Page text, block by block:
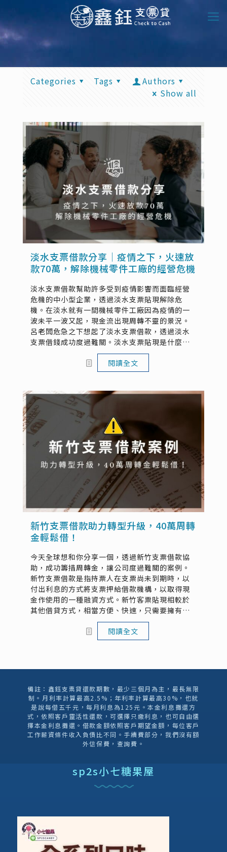
Categories Tags
Authors
Show all
淡水支票借款分享｜疫情之下，火速放
款70萬，解除機械零件工廠的經營危機
淡水支票借款幫助許多受到疫情影響而面臨經營
危機的中小型企業，透過淡水支票貼現解除危
機。在淡水就有一間機械零件工廠因為疫情的一
波未平一波又起，現金流出現周轉不靈的景況。
呂老闆危急之下想起了淡水支票借款，透過淡水
支票借錢成功度過難關。淡水支票貼現是什麼？
淡水支客票借款該如何申辦？本篇文將透過呂老
闆的親身經歷分享，來讓您了解淡水客票借錢...
閱讀全文
新竹支票借款助力轉型升級，40萬周轉
金輕鬆借！
今天全球想和你分享一個，透過新竹支票借款協
助，成功籌措周轉金，讓公司度過難關的案例。
新竹支票借款是指持票人在支票尚未到期時，以
付出利息的方式將支票押給借款機構，以取得現
金作使用的一種融資方式。新竹客票貼現相較於
其他借貸方式，相當方便、快速，只需要擁有一
張支票，最快30分鐘內即可完成新竹支票借錢服
閱讀全文
備註：鑫鈺支票貸還款期數，最少三個月為主，最長無限
制。月利率計算最高2.5%；年利率計算最高30%，也就
是說每借五千元，每月利息為125元。本金利息攤還方
式，依照客戶靈活性還款，可選擇只繳利息，也可自由選
擇本金利息攤還。借款金額依照客戶期望金額，每位客戶
工作薪資條件收入負債比不同。手續費部分，我們沒有額
外信保費，查詢費。
sp2s小七糖果屋